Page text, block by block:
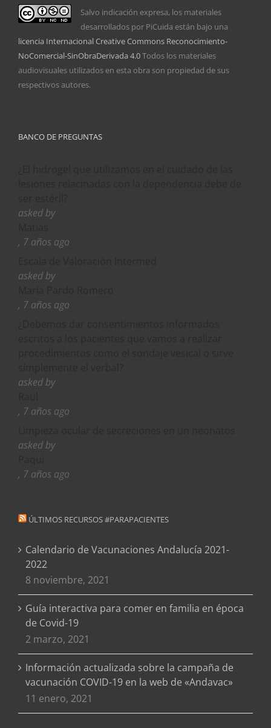
Salvo indicación expresa, los materiales
desarrollados por PiCuida están bajo una
licencia Internacional Creative Commons Reconocimiento-
NoComercial-SinObraDerivada 4.0Todos los materiales
audiovisuales utilizados en esta obra son propiedad de sus
respectivos autores.
BANCO DE PREGUNTAS
asked by
, 7 años ago
asked by
, 7 años ago
asked by
, 7 años ago
asked by
, 7 años ago
ÚLTIMOS RECURSOS #PARAPACIENTES
Calendario de Vacunaciones Andalucía 2021-
2022
8 noviembre, 2021
Guía interactiva para comer en familia en época
de Covid-19
2 marzo, 2021
Información actualizada sobre la campaña de
vacunación COVID-19 en la web de «Andavac»
11 enero, 2021